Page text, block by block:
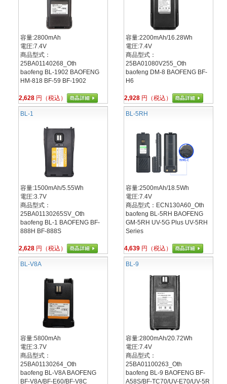
容量:2800mAh
電圧:7.4V
商品型式：
25BA01140268_Oth
baofeng BL-1902 BAOFENG
HM-818 BF-59 BF-1902
2,628 円（税込）
容量:2200mAh/16.28Wh
電圧:7.4V
商品型式：
25BA01080V255_Oth
baofeng DM-8 BAOFENG BF-
H6
2,928 円（税込）
BL-1
容量:1500mAh/5.55Wh
電圧:3.7V
商品型式：
25BA01130265SV_Oth
baofeng BL-1 BAOFENG BF-
888H BF-888S
2,628 円（税込）
BL-5RH
容量:2500mAh/18.5Wh
電圧:7.4V
商品型式：ECN130A60_Oth
baofeng BL-5RH BAOFENG
GM-5RH UV-5G Plus UV-5RH
Series
4,639 円（税込）
BL-V8A
容量:5800mAh
電圧:3.7V
商品型式：
25BA01130264_Oth
baofeng BL-V8A BAOFENG
BF-V8A/BF-E60/BF-V8C
BL-9
容量:2800mAh/20.72Wh
電圧:7.4V
商品型式：
25BA01100263_Oth
baofeng BL-9 BAOFENG BF-
A58S/BF-TC70/UV-E70/UV-5R